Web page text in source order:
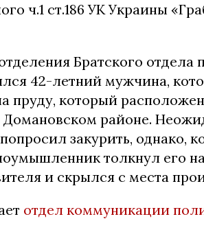
ч.1 ст.186 УК Украины
Братского
42-летний мужчина,
пруду, который
Домановском районе.
закурить, однако,
толкнул его
и скрылся с места
отдел коммуникации